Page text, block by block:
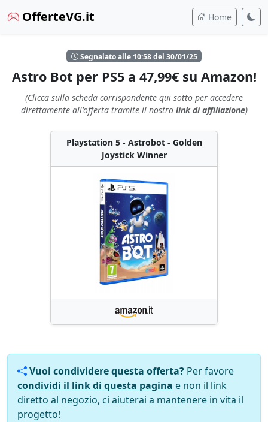
OfferteVG.it Home
Segnalato alle 10:58 del 30/01/25
Astro Bot per PS5 a 47,99€ su Amazon!
(Clicca sulla scheda corrispondente qui sotto per accedere
direttamente all'offerta tramite il nostro link di affiliazione)
Playstation 5 - Astrobot - Golden
Joystick Winner
Vuoi condividere questa offerta? Per favore
condividi il link di questa pagina e non il link
diretto al negozio, ci aiuterai a mantenere in vita il
progetto!